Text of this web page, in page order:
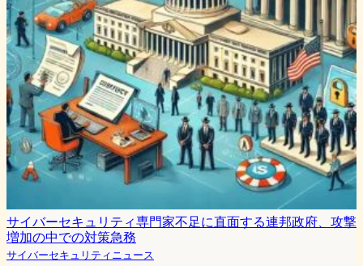
サイバーセキュリティ専門家不足に直面する連邦政府、攻撃
増加の中での対策急務
サイバーセキュリティニュース